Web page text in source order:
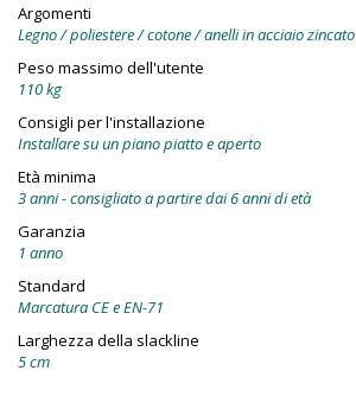
Argomenti
Legno / poliestere / cotone / anelli in acciaio zincato
Peso massimo dell'utente
110 kg
Consigli per l'installazione
Installare su un piano piatto e aperto
Età minima
3 anni - consigliato a partire dai 6 anni di età
Garanzia
1 anno
Standard
Marcatura CE e EN-71
Larghezza della slackline
5 cm